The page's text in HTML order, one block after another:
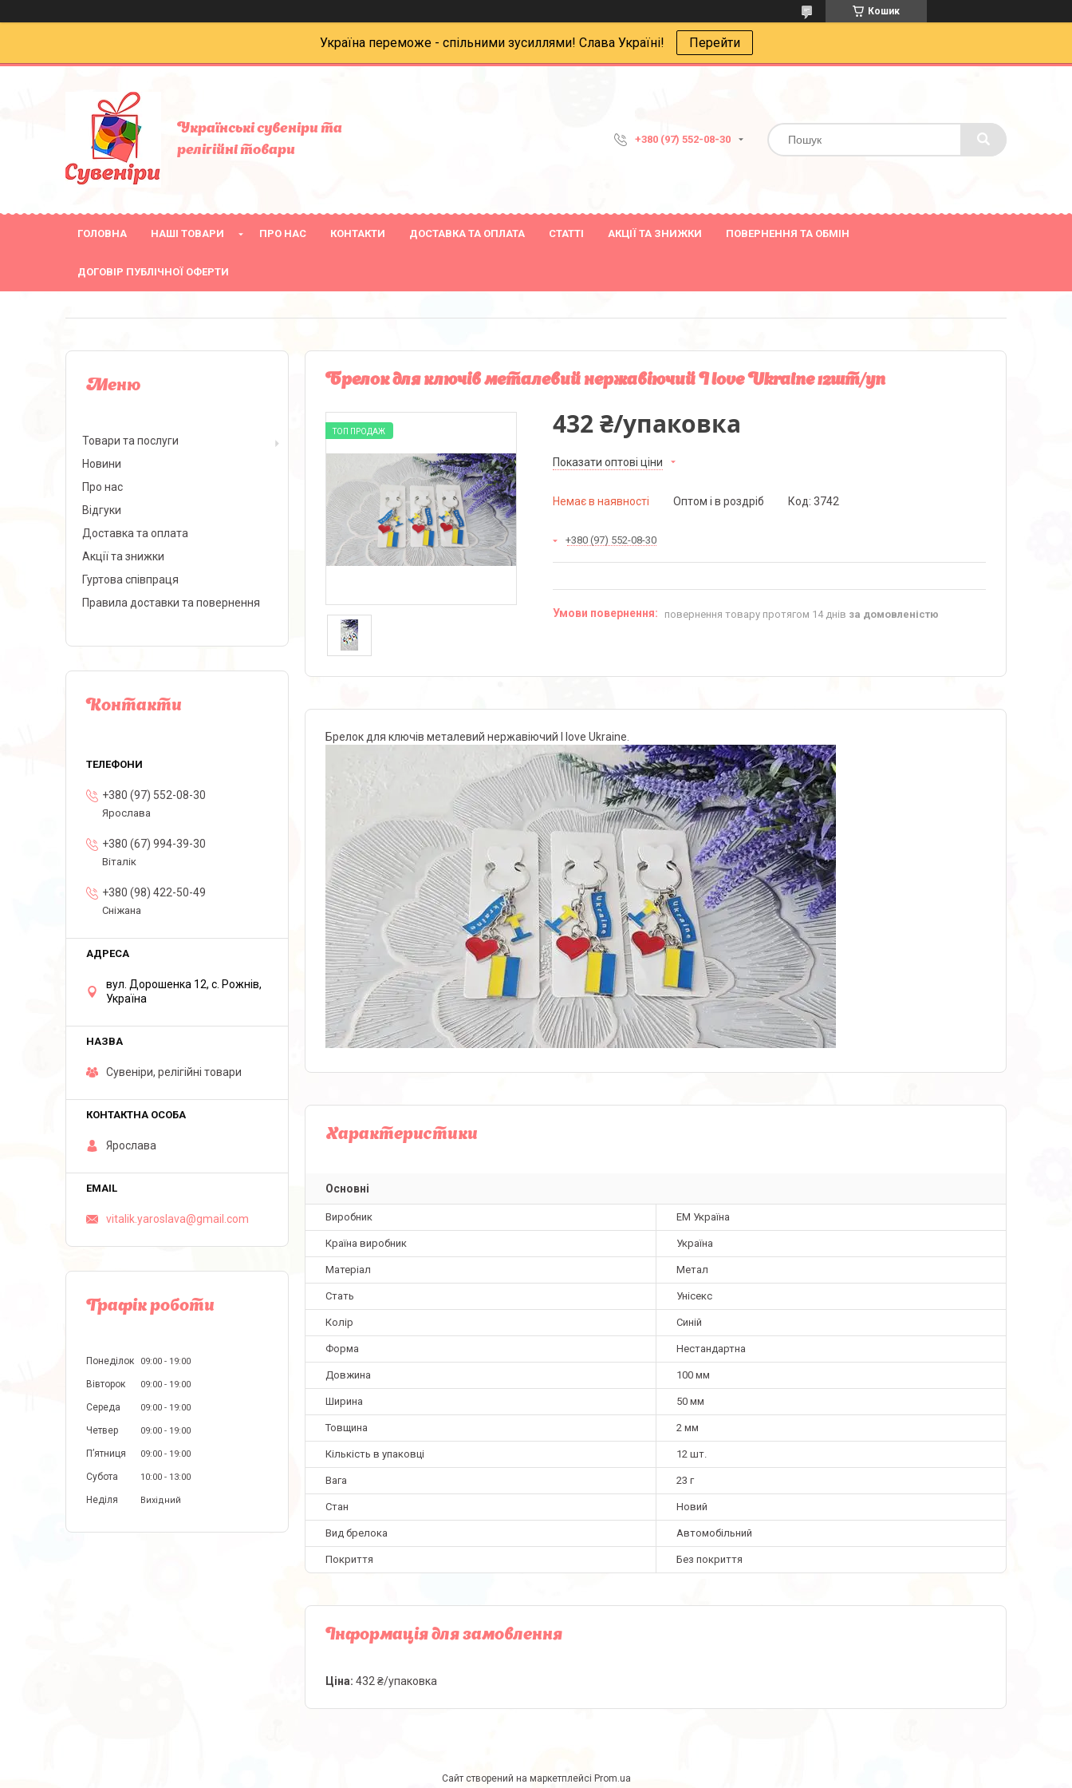
Кошик
Україна переможе - спільними зусиллями! Слава Україні! Перейти
Українські сувеніри та
релігійнi товари
+380 (97) 552-08-30
ГОЛОВНА НАШІ ТОВАРИ ПРО НАС КОНТАКТИ ДОСТАВКА ТА ОПЛАТА СТАТТІ АКЦІЇ ТА ЗНИЖКИ ПОВЕРНЕННЯ ТА ОБМІН
ДОГОВІР ПУБЛІЧНОЇ ОФЕРТИ
Брелок для ключів металевий нержавіючий I love Ukraine 12шт/уп
ТОП ПРОДАЖ 432 ₴/упаковка
Показати оптові ціни
Немає в наявності Оптом і в роздріб Код: 3742
+380 (97) 552-08-30
повернення товару протягом 14 днів за домовленістю
Брелок для ключів металевий нержавіючий I love Ukraine.
Характеристики
Основні
Виробник ЕМ Україна
Країна виробник Україна
Матеріал Метал
Стать Унісекс
Колір Синій
Форма Нестандартна
Довжина 100 мм
Ширина 50 мм
Товщина 2 мм
Кількість в упаковці 12 шт.
Вага 23 г
Стан Новий
Вид брелока Автомобільний
Покриття Без покриття
Інформація для замовлення
Ціна: 432 ₴/упаковка
Товари та послуги
Новини
Про нас
Відгуки
Доставка та оплата
Акції та знижки
Гуртова співпраця
Правила доставки та повернення
Контакти
+380 (97) 552-08-30
Ярослава
+380 (67) 994-39-30
Віталік
+380 (98) 422-50-49
Сніжана
вул. Дорошенка 12, с. Рожнів,
Україна
Сувеніри, релігійні товари
Ярослава
vitalik.yaroslava@gmail.com
Графік роботи
Понеділок 09:00 19:00
Вівторок 09:00 19:00
Середа 09:00 19:00
Четвер 09:00 19:00
Пʼятниця 09:00 19:00
Субота 10:00 13:00
Неділя Вихідний
Сайт створений на маркетплейсі Prom.ua